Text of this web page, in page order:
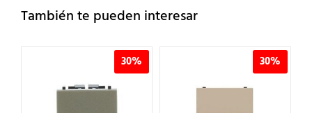
También te pueden interesar
30% 30%